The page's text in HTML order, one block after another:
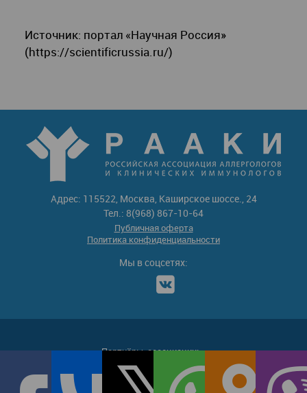
Источник: портал «Научная Россия»
(https://scientificrussia.ru/)
Адрес: 115522, Москва, Каширское шоссе., 24
Тел.: 8(968) 867-10-64
Публичная оферта
Политика конфиденциальности
Мы в соцсетях:
Партнёры-ассоциации: